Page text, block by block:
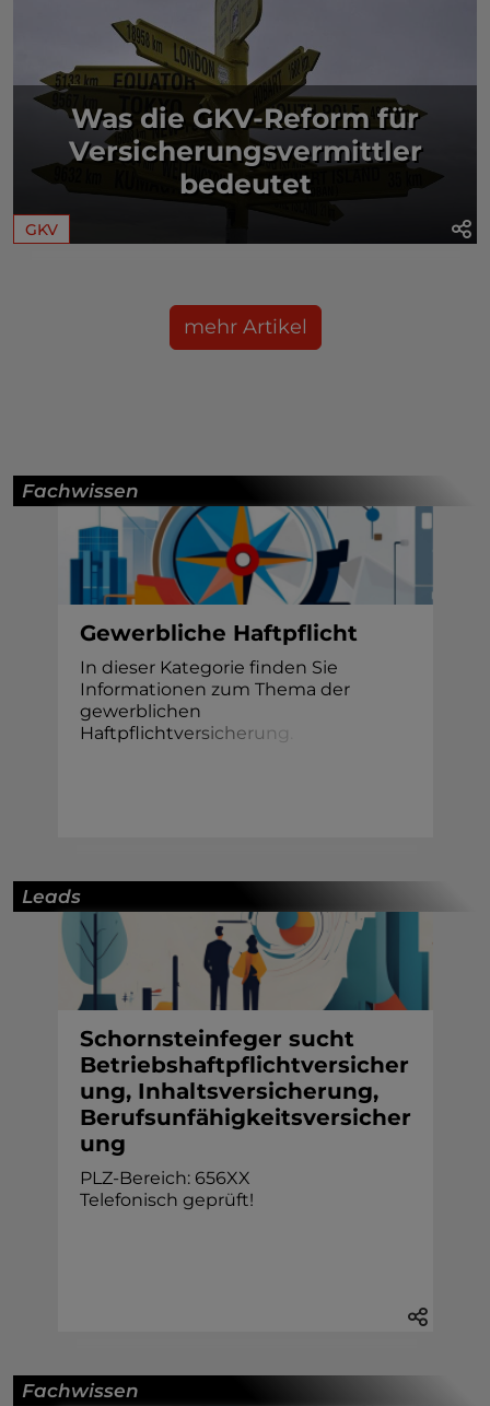
Was die GKV-Reform für
Versicherungsvermittler
bedeutet
GKV
mehr Artikel
Fachwissen
Gewerbliche Haftpflicht
In dieser Kategorie finden Sie
Informationen zum Thema der
gewerblichen
Haftpflichtversicheru ng
Leads
Schornsteinfeger sucht
Betriebshaftpflichtversicher
ung, Inhaltsversicherung,
Berufsunfähigkeitsversicher
ung
PLZ-Bereich: 656XX
Telefonisch geprüft!
Fachwissen